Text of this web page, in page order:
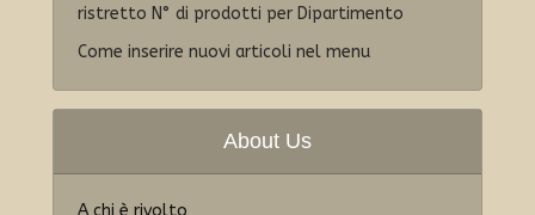
ristretto N° di prodotti per Dipartimento
Come inserire nuovi articoli nel menu
About Us
A chi è rivolto